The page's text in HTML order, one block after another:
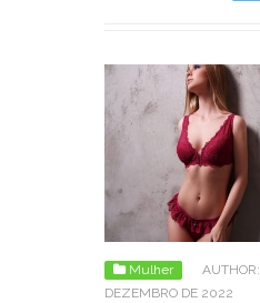
Mulher AUTHOR:
DEZEMBRO DE 2022